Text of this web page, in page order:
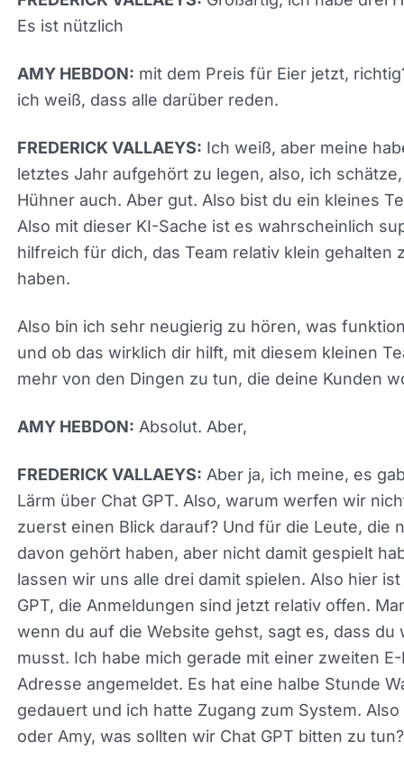
FREDERICK VALLAEYS:
AMY HEBDON:
mit dem Preis für Eier jetzt,
FREDERICK VALLAEYS: Ich weiß, aber meine
letztes Jahr aufgehört zu legen, also, ich
Hühner auch. Aber gut. Also bist du ein kleines
Also mit dieser KI-Sache ist es wahrscheinlich
hilfreich für dich, das Team relativ klein gehalten
Also bin ich sehr neugierig zu hören, was
hat und ob das wirklich dir hilft, mit diesem
wollen.
AMY HEBDON:Absolut. Aber,
FREDERICK VALLAEYS:Aber ja, ich meine, es
Lärm über Chat GPT. Also, warum werfen wir
zuerst einen Blick darauf? Und für die Leute, die
davon gehört haben, aber nicht damit gespielt
lassen wir uns alle drei damit spielen. Also hier ist
GPT, die Anmeldungen sind jetzt relativ offen.
Manchmal, wenn du auf die Website gehst, sagt
dass du warten musst. Ich habe mich gerade mit
zweiten E-Mail-Adresse angemeldet. Es hat eine